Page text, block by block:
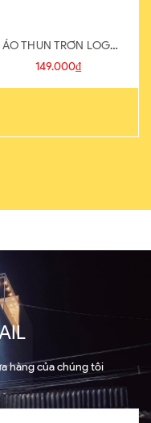
ÁO THUN TRƠN LOGO
SAU
149.000₫
hàng của chúng tôi